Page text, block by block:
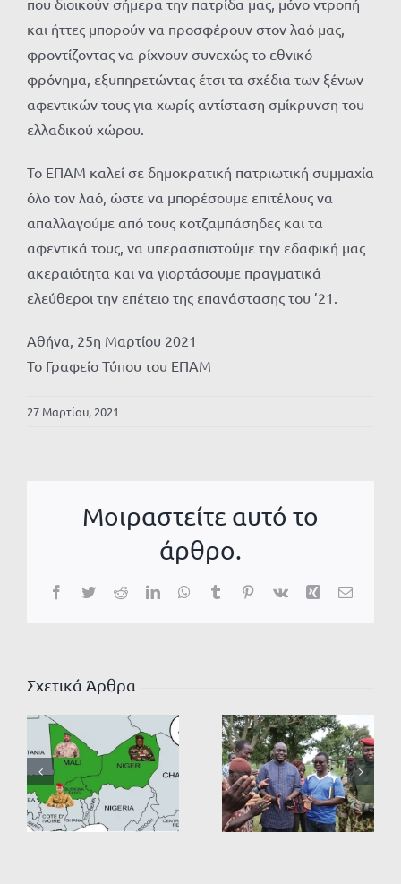
που διοικούν σήμερα την πατρίδα μας, μόνο ντροπή
και ήττες μπορούν να προσφέρουν στον λαό μας,
φροντίζοντας να ρίχνουν συνεχώς το εθνικό
φρόνημα, εξυπηρετώντας έτσι τα σχέδια των ξένων
αφεντικών τους για χωρίς αντίσταση σμίκρυνση του
ελλαδικού χώρου.
Το ΕΠΑΜ καλεί σε δημοκρατική πατριωτική συμμαχία
όλο τον λαό, ώστε να μπορέσουμε επιτέλους να
απαλλαγούμε από τους κοτζαμπάσηδες και τα
αφεντικά τους, να υπερασπιστούμε την εδαφική μας
ακεραιότητα και να γιορτάσουμε πραγματικά
ελεύθεροι την επέτειο της επανάστασης του ’21.
Αθήνα, 25η Μαρτίου 2021
Το Γραφείο Τύπου του ΕΠΑΜ
27 Μαρτίου, 2021
Μοιραστείτε αυτό το
άρθρο.
Facebook
TwitterRedditLinkedInWhatsApp
TumblrPinterest
Vk Xing Email
Σχετικά Άρθρα